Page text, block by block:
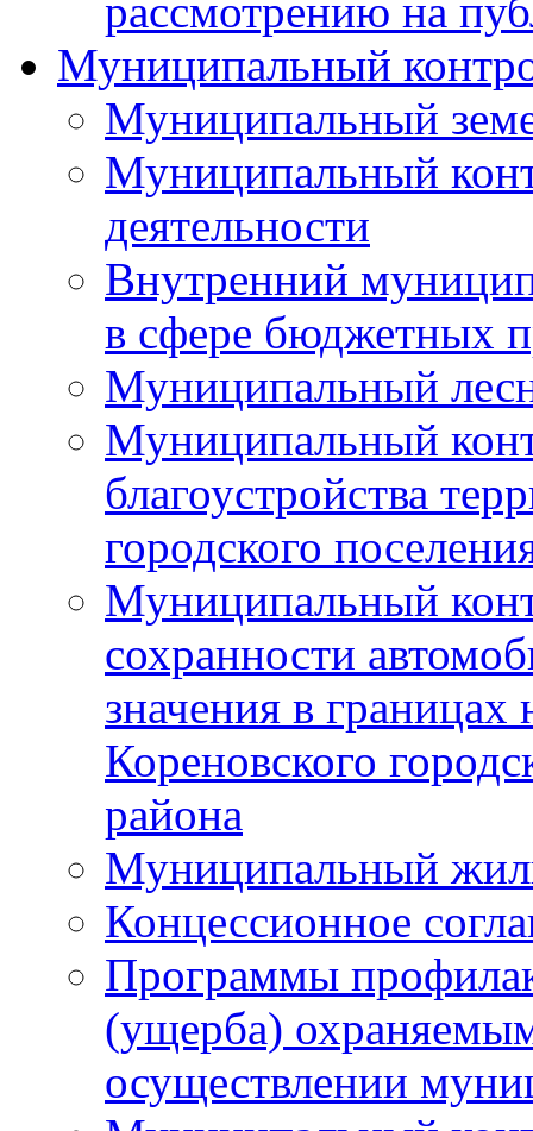
рассмотрению на
Муниципальный
Муниципальный
Муниципальный
деятельности
Внутренний
в сфере бюджетных
Муниципальный
Муниципальный
благоустройства
городского
Муниципальный
сохранности
значения в
Кореновского
района
Муниципальный
Концессионное
Программы
(ущерба)
осуществлении